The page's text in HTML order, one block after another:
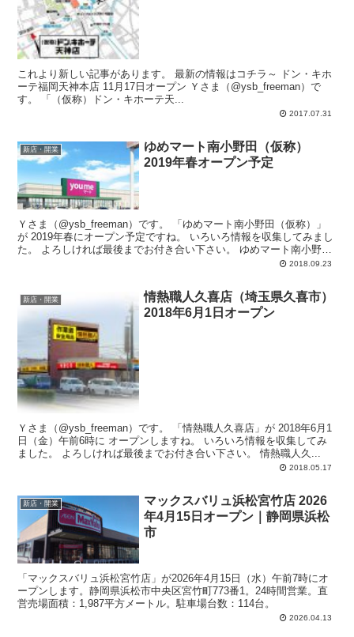
これより新しい記事があります。 最新の情報はコチラ～ ドン・キホ
ーテ福岡天神本店 11月17日オープン Ｙさま（@ysb_freeman）で
す。 「（仮称）ドン・キホーテ天...
2017.07.31
新店・開業
ゆめマート南小野田（仮称）
2019年春オープン予定
Ｙさま（@ysb_freeman）です。 「ゆめマート南小野田（仮称）」
が 2019年春にオープン予定ですね。 いろいろ情報を収集してみまし
た。 よろしければ最後までお付き合い下さい。 ゆめマート南小野田
2018.09.23
新店・開業
情熱職人久喜店（埼玉県久喜市）
2018年6月1日オープン
Ｙさま（@ysb_freeman）です。 「情熱職人久喜店」が 2018年6月1
日（金）午前6時に オープンしますね。 いろいろ情報を収集してみ
ました。 よろしければ最後までお付き合い下さい。 情熱職人久...
2018.05.17
新店・開業
マックスバリュ浜松宮竹店 2026
年4月15日オープン｜静岡県浜松
市
「マックスバリュ浜松宮竹店」が2026年4月15日（水）午前7時にオ
ープンします。静岡県浜松市中央区宮竹町773番1。24時間営業。直
営売場面積：1,987平方メートル。駐車場台数：114台。
2026.04.13